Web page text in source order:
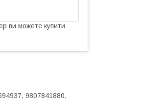
ви можете купити
9807841880,